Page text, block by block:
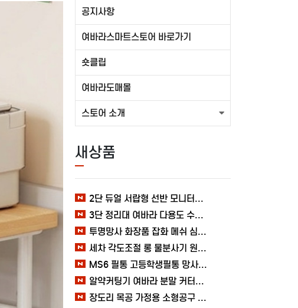
공지사항
여바라스마트스토어 바로가기
숏클립
여바라도매몰
스토어 소개
새상품
2단 듀얼 서랍형 선반 모니터받침대 여바라 1000mm
3단 정리대 여바라 다용도 수납 C형 화장품정리함 욕실
투명망사 화장품 잡화 메쉬 심플 여바라 필통파우치
세차 각도조절 롱 물분사기 원예 여바라 스프레이건 분사기
MS6 필통 고등학생필통 망사 여바라 투명 다용도 메쉬 파우치
알약커팅기 여바라 분말 커터기 절단기 분쇄기 보관함 알약가위
장도리 목공 가정용 소형공구 캠핑 손망치 휴대용 미니망치 여바라